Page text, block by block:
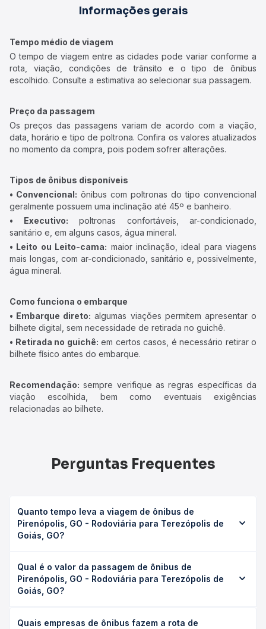
Informações gerais
Tempo médio de viagem
O tempo de viagem entre as cidades pode variar conforme a
rota, viação, condições de trânsito e o tipo de ônibus
escolhido. Consulte a estimativa ao selecionar sua passagem.
Preço da passagem
Os preços das passagens variam de acordo com a viação,
data, horário e tipo de poltrona. Confira os valores atualizados
no momento da compra, pois podem sofrer alterações.
Tipos de ônibus disponíveis
• Convencional: ônibus com poltronas do tipo convencional
geralmente possuem uma inclinação até 45º e banheiro.
• Executivo: poltronas confortáveis, ar-condicionado,
sanitário e, em alguns casos, água mineral.
• Leito ou Leito-cama: maior inclinação, ideal para viagens
mais longas, com ar-condicionado, sanitário e, possivelmente,
água mineral.
Como funciona o embarque
• Embarque direto: algumas viações permitem apresentar o
bilhete digital, sem necessidade de retirada no guichê.
• Retirada no guichê: em certos casos, é necessário retirar o
bilhete físico antes do embarque.
Recomendação: sempre verifique as regras específicas da
viação escolhida, bem como eventuais exigências
relacionadas ao bilhete.
Perguntas Frequentes
Quanto tempo leva a viagem de ônibus de
Pirenópolis, GO - Rodoviária para Terezópolis de
Goiás, GO?
Terezópolis de Goiás, GO leva em média 1h 25min,
podendo variar conforme a viação, o tipo de serviço
(convencional, executivo ou leito) e as condições de
Qual é o valor da passagem de ônibus de
Pirenópolis, GO - Rodoviária para Terezópolis de
Goiás, GO?
Rodoviária para Terezópolis de Goiás, GO custa em média
Quais empresas de ônibus fazem a rota de